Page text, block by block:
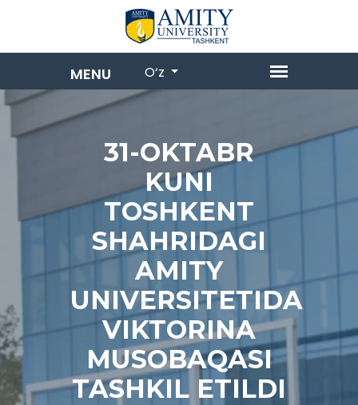
O‘z
31-OKTABR
KUNI
TOSHKENT
SHAHRIDAGI
AMITY
UNIVERSITETIDA
VIKTORINA
MUSOBAQASI
TASHKIL ETILDI